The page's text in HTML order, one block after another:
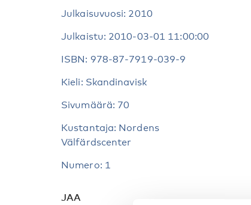
Julkaisuvuosi: 2010
Julkaistu: 2010-03-01 11:00:00
ISBN: 978-87-7919-039-9
Kieli: Skandinavisk
Sivumäärä: 70
Kustantaja: Nordens
Välfärdscenter
Numero: 1
JAA